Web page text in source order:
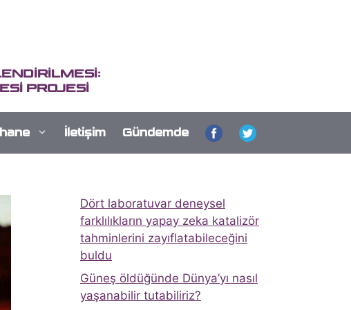
PROJESİ
İletişim Gündemde
Dört laboratuvar deneysel
farklılıkların yapay zeka katalizör
tahminlerini zayıflatabileceğini
buldu
Güneş öldüğünde Dünya’yı nasıl
yaşanabilir tutabiliriz?